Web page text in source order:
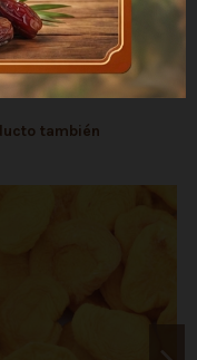
Talca
también